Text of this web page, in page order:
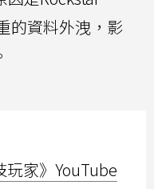
的資料外洩，影
玩家》YouTube